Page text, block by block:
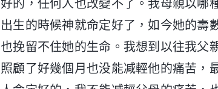
好的，任何人也改變不了。我母親以哪
出生的時候神就命定好了，如今她的壽
也挽留不住她的生命。我想到以往我父
照顧了好幾個月也没能减輕他的痛苦，